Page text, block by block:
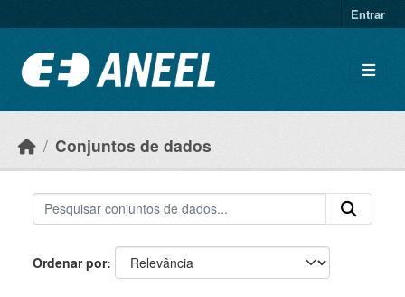
Entrar
Conjuntos de dados
Ordenar por